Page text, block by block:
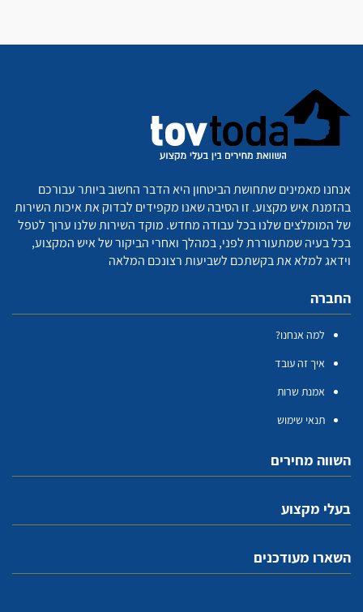
אנחנו מאמינים שתחושת הביטחון היא הדבר החשוב ביותר עבורכם
בהזמנת איש מקצוע. זו הסיבה שאנו מקפידים לבדוק את איכות השירות
של המומלצים שלנו בכל עבודה מחדש. מוקד השירות שלנו ערוך לטפל
בכל בעיה שמתעוררת לפני, במהלך ואחרי הביקור של איש המקצוע,
וידאג למלא את בקשתכם לשביעות רצונכם המלאה
החברה
למה אנחנו?
איך זה עובד
אמנת שרות
תנאי שימוש
השווה מחירים
בעלי מקצוע
השארו מעודכנים